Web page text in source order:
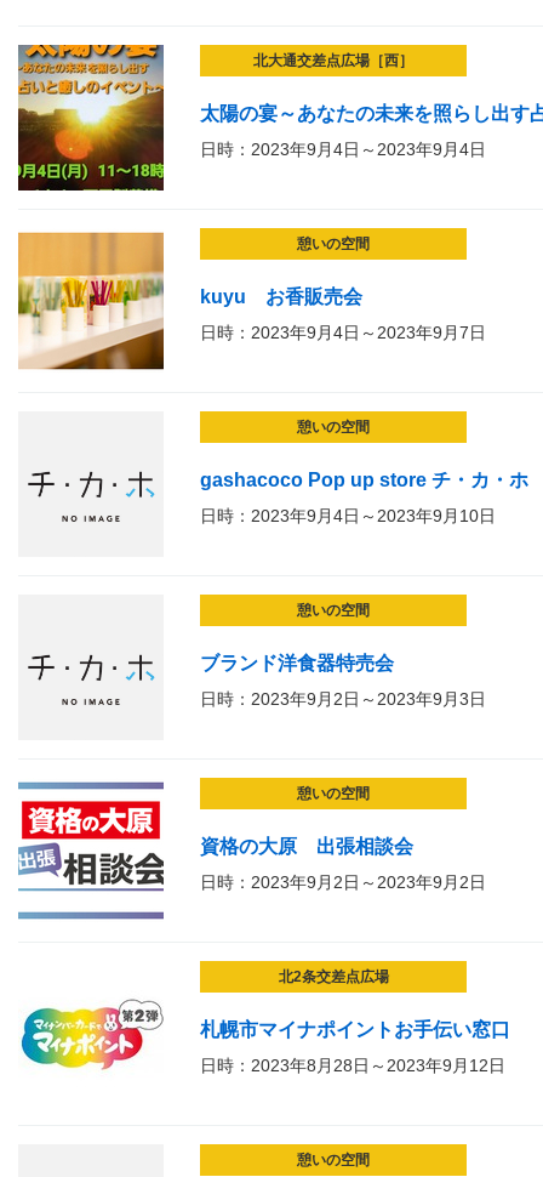
北大通交差点広場［西］
太陽の宴～あなたの未来を照らし出す
日時：2023年9月4日～2023年9月4日
憩いの空間
kuyu お香販売会
日時：2023年9月4日～2023年9月7日
憩いの空間
gashacoco Pop up store チ・カ・ホ
日時：2023年9月4日～2023年9月10日
憩いの空間
ブランド洋食器特売会
日時：2023年9月2日～2023年9月3日
憩いの空間
資格の大原 出張相談会
日時：2023年9月2日～2023年9月2日
北2条交差点広場
札幌市マイナポイントお手伝い窓口
日時：2023年8月28日～2023年9月12日
憩いの空間